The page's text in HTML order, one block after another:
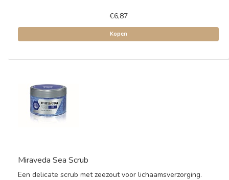
€6,87
Kopen
Miraveda Sea Scrub
Een delicate scrub met zeezout voor lichaamsverzorging.